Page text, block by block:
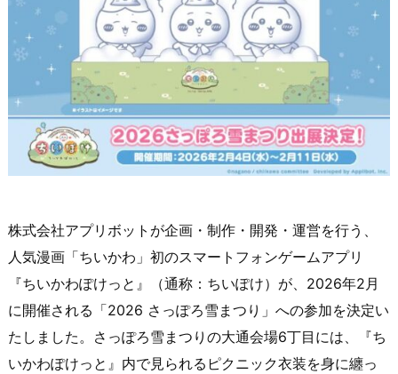
株式会社アプリボットが企画・制作・開発・運営を行う、
人気漫画「ちいかわ」初のスマートフォンゲームアプリ
『ちいかわぽけっと』（通称：ちいぽけ）が、2026年2月
に開催される「2026 さっぽろ雪まつり」への参加を決定い
たしました。さっぽろ雪まつりの大通会場6丁目には、『ち
いかわぽけっと』内で見られるピクニック衣装を身に纏っ